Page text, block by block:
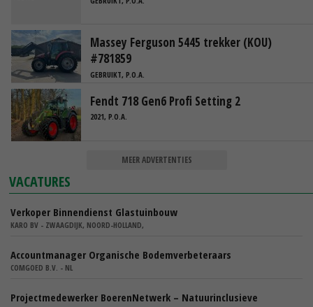
Massey Ferguson 5445 trekker (KOU)
#781859
GEBRUIKT, P.O.A.
Fendt 718 Gen6 Profi Setting 2
2021, P.O.A.
MEER ADVERTENTIES
VACATURES
Verkoper Binnendienst Glastuinbouw
KARO BV - ZWAAGDIJK, NOORD-HOLLAND,
Accountmanager Organische Bodemverbeteraars
COMGOED B.V. - NL
Projectmedewerker BoerenNetwerk – Natuurinclusieve